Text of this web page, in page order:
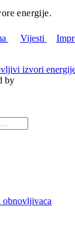
energije.
Vijesti
izvori
by
obnovljivaca